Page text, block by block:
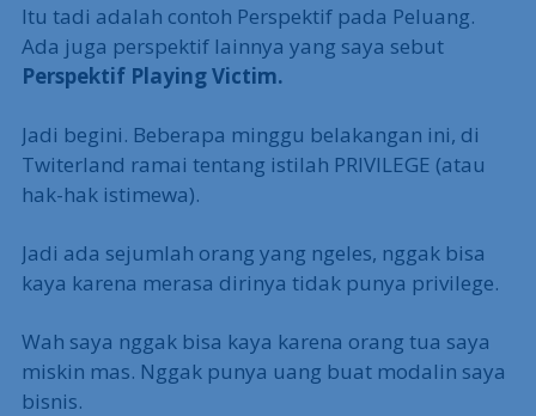
Itu tadi adalah contoh Perspektif pada Peluang.
Ada juga perspektif lainnya yang saya sebut
Perspektif Playing Victim.
Jadi begini. Beberapa minggu belakangan ini, di
Twiterland ramai tentang istilah PRIVILEGE (atau
hak-hak istimewa).
Jadi ada sejumlah orang yang ngeles, nggak bisa
kaya karena merasa dirinya tidak punya privilege.
Wah saya nggak bisa kaya karena orang tua saya
miskin mas. Nggak punya uang buat modalin saya
bisnis.